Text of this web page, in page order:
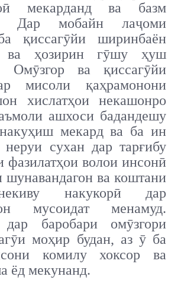
мекарданд ва базм
Дар мобайн лаҷоми
қиссагӯйи ширинбаён
ва ҳозирин гӯшу ҳуш
Омӯзгор ва қиссагӯйи
мисоли қаҳрамонони
хислатҳои некашонро
ашхоси бадандешу
мекард ва ба ин
неруи сухан дар тарғибу
фазилатҳои волои инсонӣ
шунавандагон ва коштани
накукорӣ дар
мусоидат менамуд.
баробари омӯзгори
моҳир будан, аз ӯ ба
комилу хоксор ва
ёд мекунанд.